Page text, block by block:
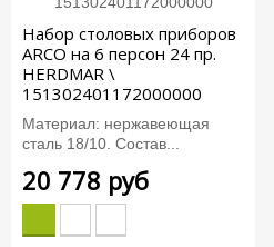
Набор столовых приборов
ARCO на 6 персон 24 пр.
HERDMAR \
151302401172000000
Материал: нержавеющая
сталь 18/10. Состав...
20 778 руб